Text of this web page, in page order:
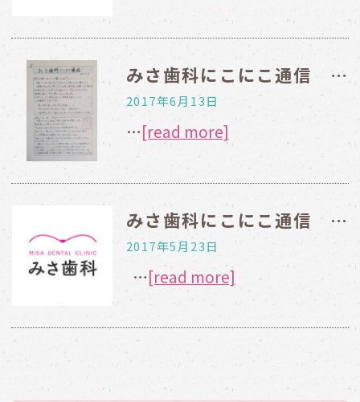
みさ歯科にこにこ通信 2016年12月号
2017年6月13日
…[read more]
みさ歯科にこにこ通信 2016年11月創刊号
2017年5月23日
…[read more]